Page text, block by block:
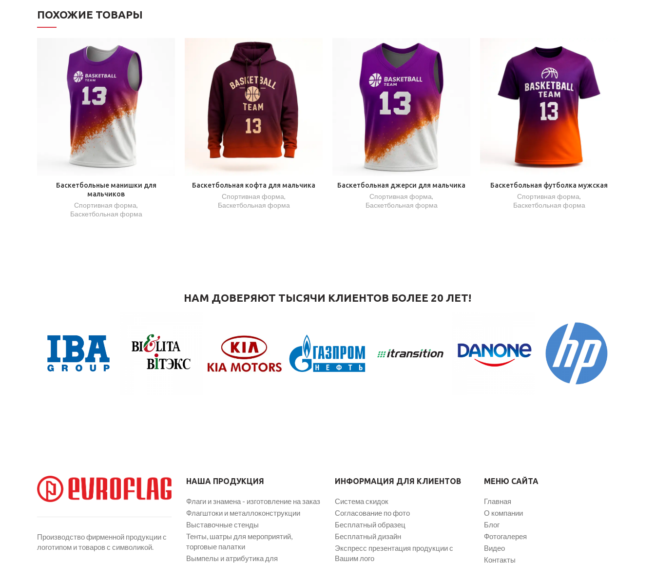
ПОХОЖИЕ ТОВАРЫ
Баскетбольные манишки для
мальчиков
Спортивная форма,
Баскетбольная форма
Баскетбольная кофта для мальчика
Спортивная форма,
Баскетбольная форма
Баскетбольная джерси для мальчика
Спортивная форма,
Баскетбольная форма
Баскетбольная футболка мужская
Спортивная форма,
Баскетбольная форма
НАМ ДОВЕРЯЮТ ТЫСЯЧИ КЛИЕНТОВ БОЛЕЕ 20 ЛЕТ!
Производство фирменной продукции с
логотипом и товаров с символикой.
НАША ПРОДУКЦИЯ
Флаги и знамена - изготовление на заказ
Флагштоки и металлоконструкции
Выставочные стенды
Тенты, шатры для мероприятий,
торговые палатки
Вымпелы и атрибутика для
ИНФОРМАЦИЯ ДЛЯ КЛИЕНТОВ
Система скидок
Согласование по фото
Бесплатный образец
Бесплатный дизайн
Экспресс презентация продукции с
Вашим лого
МЕНЮ САЙТА
Главная
О компании
Блог
Фотогалерея
Видео
Контакты